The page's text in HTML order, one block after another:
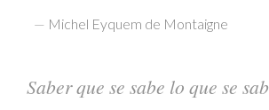
— Michel Eyquem de Montaigne
Saber que se sabe lo que se